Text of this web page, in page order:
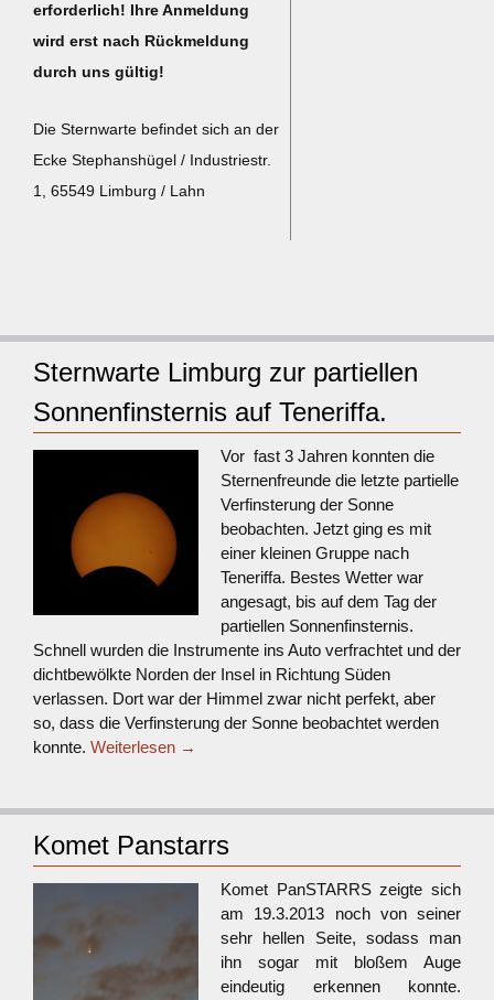
erforderlich! Ihre Anmeldung
wird erst nach Rückmeldung
durch uns gültig!
Die Sternwarte befindet sich an der
Ecke Stephanshügel / Industriestr.
1, 65549 Limburg / Lahn
Sternwarte Limburg zur partiellen
Sonnenfinsternis auf Teneriffa.
Vor fast 3 Jahren konnten die
Sternenfreunde die letzte partielle
Verfinsterung der Sonne
beobachten. Jetzt ging es mit
einer kleinen Gruppe nach
Teneriffa. Bestes Wetter war
angesagt, bis auf dem Tag der
partiellen Sonnenfinsternis.
Schnell wurden die Instrumente ins Auto verfrachtet und der
dichtbewölkte Norden der Insel in Richtung Süden
verlassen. Dort war der Himmel zwar nicht perfekt, aber
so, dass die Verfinsterung der Sonne beobachtet werden
konnte. Weiterlesen →
Komet Panstarrs
Komet PanSTARRS zeigte sich
am 19.3.2013 noch von seiner
sehr hellen Seite, sodass man
ihn sogar mit bloßem Auge
eindeutig erkennen konnte.